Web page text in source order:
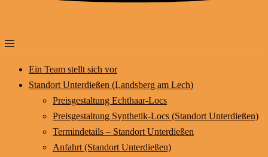
Ein Team stellt sich vor
Standort Unterdießen (Landsberg am Lech)
Preisgestaltung Echthaar-Locs
Preisgestaltung Synthetik-Locs (Standort Unterdießen)
Termindetails – Standort Unterdießen
Anfahrt (Standort Unterdießen)